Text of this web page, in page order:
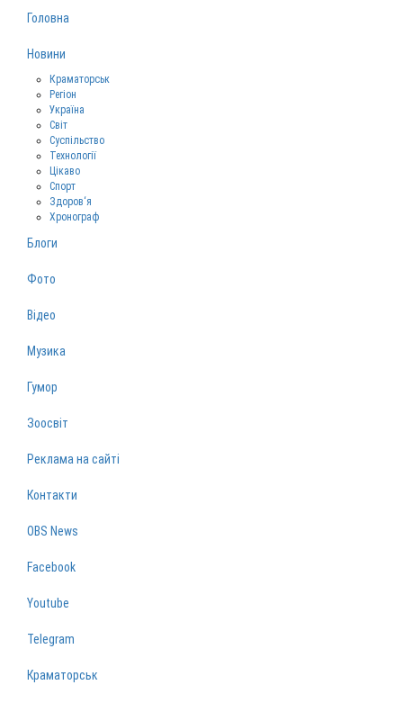
Головна
Новини
Краматорськ
Регіон
Україна
Світ
Суспільство
Технології
Цікаво
Спорт
Здоров‘я
Хронограф
Блоги
Фото
Відео
Музика
Гумор
Зоосвіт
Реклама на сайті
Контакти
OBS News
Facebook
Youtube
Telegram
Краматорськ